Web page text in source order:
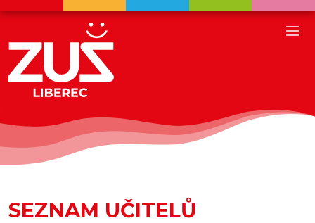
SEZNAM UČITELŮ